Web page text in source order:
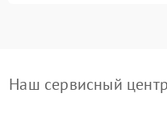
Наш сервисный